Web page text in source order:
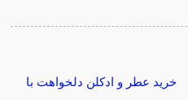
خرید عطر و ادکلن دلخواهت با